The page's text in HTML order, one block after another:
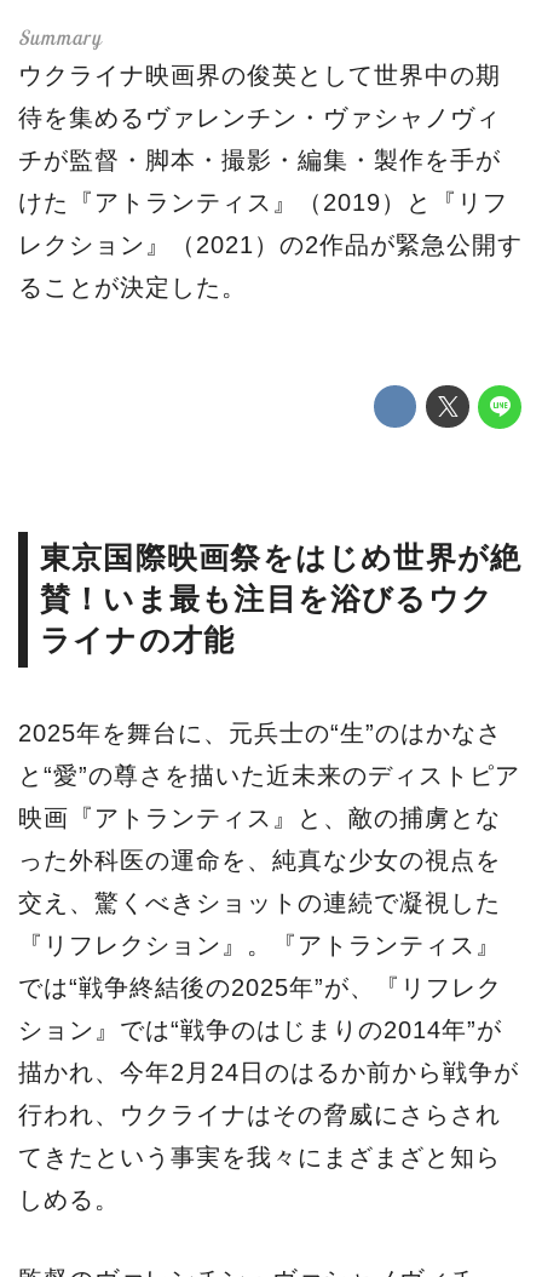
ウクライナ映画界の俊英として世界中の期
待を集めるヴァレンチン・ヴァシャノヴィ
チが監督・脚本・撮影・編集・製作を手が
けた『アトランティス』（2019）と『リフ
レクション』（2021）の2作品が緊急公開す
ることが決定した。
東京国際映画祭をはじめ世界が絶
賛！いま最も注目を浴びるウク
ライナの才能
2025年を舞台に、元兵士の“生”のはかなさ
と“愛”の尊さを描いた近未来のディストピア
映画『アトランティス』と、敵の捕虜とな
った外科医の運命を、純真な少女の視点を
交え、驚くべきショットの連続で凝視した
『リフレクション』。『アトランティス』
では“戦争終結後の2025年”が、『リフレク
ション』では“戦争のはじまりの2014年”が
描かれ、今年2月24日のはるか前から戦争が
行われ、ウクライナはその脅威にさらされ
てきたという事実を我々にまざまざと知ら
しめる。